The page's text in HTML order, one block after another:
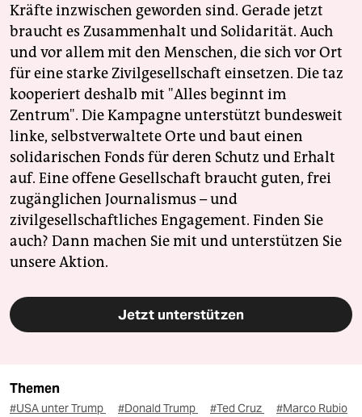
Kräfte inzwischen geworden sind. Gerade jetzt
braucht es Zusammenhalt und Solidarität. Auch
und vor allem mit den Menschen, die sich vor Ort
für eine starke Zivilgesellschaft einsetzen. Die taz
kooperiert deshalb mit "Alles beginnt im
Zentrum". Die Kampagne unterstützt bundesweit
linke, selbstverwaltete Orte und baut einen
solidarischen Fonds für deren Schutz und Erhalt
auf. Eine offene Gesellschaft braucht guten, frei
zugänglichen Journalismus – und
zivilgesellschaftliches Engagement. Finden Sie
auch? Dann machen Sie mit und unterstützen Sie
unsere Aktion.
Jetzt unterstützen
Themen
#USA unter Trump #Donald Trump #Ted Cruz
#Marco Rubio